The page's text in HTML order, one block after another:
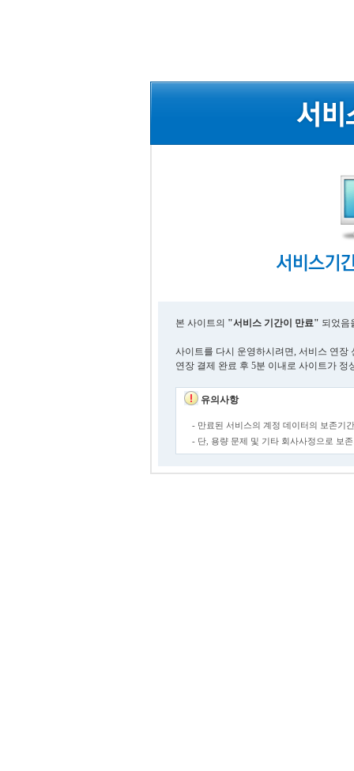
본 사이트의 "서비스 기간이 만료" 되었음
사이트를 다시 운영하시려면, 서비스 연장
연장 결제 완료 후 5분 이내로 사이트가 정
유의사항
- 만료된 서비스의 계정 데이터의 보존기
- 단, 용량 문제 및 기타 회사사정으로 보